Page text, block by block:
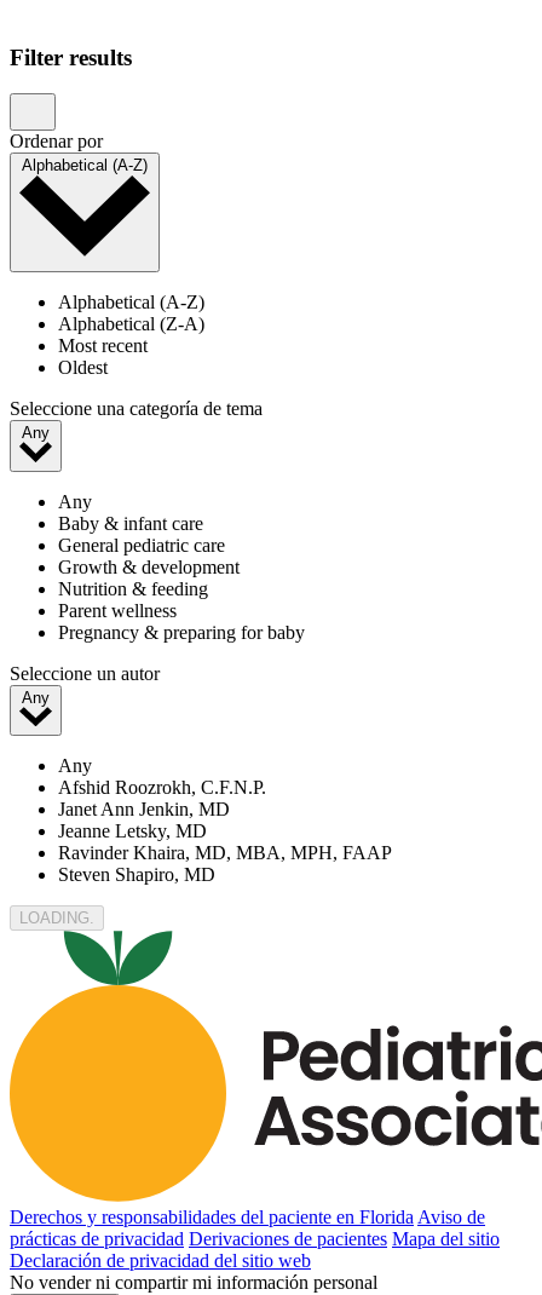
Filter results
Ordenar por
Alphabetical (A-Z)
Alphabetical (A-Z)
Alphabetical (Z-A)
Most recent
Oldest
Seleccione una categoría de tema
Any
Any
Baby & infant care
General pediatric care
Growth & development
Nutrition & feeding
Parent wellness
Pregnancy & preparing for baby
Seleccione un autor
Any
Any
Afshid Roozrokh, C.F.N.P.
Janet Ann Jenkin, MD
Jeanne Letsky, MD
Ravinder Khaira, MD, MBA, MPH, FAAP
Steven Shapiro, MD
LOADING.
Derechos y responsabilidades del paciente en FloridaAviso de
prácticas de privacidad Derivaciones de pacientes Mapa del sitio
Declaración de privacidad del sitio web
No vender ni compartir mi información personal